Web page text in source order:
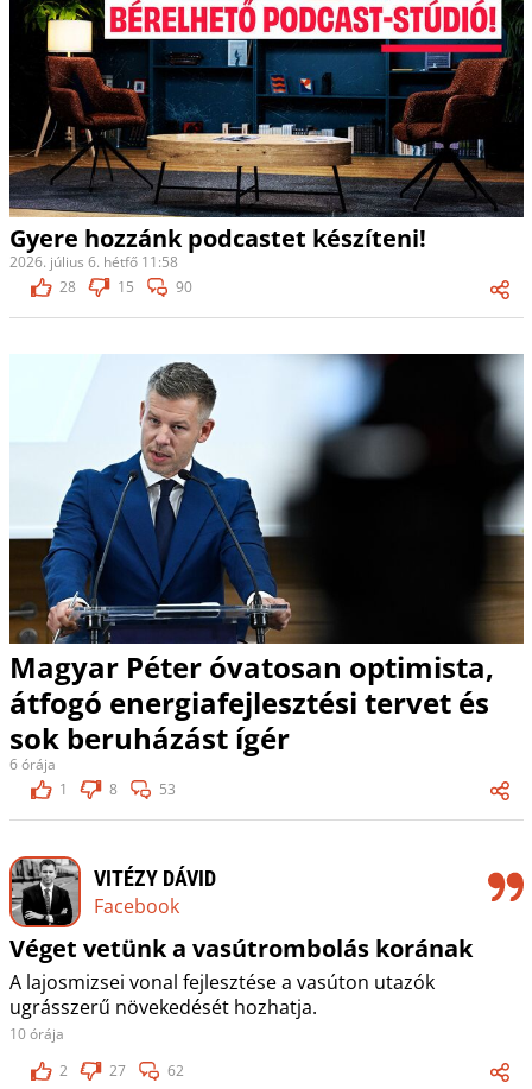
Gyere hozzánk podcastet készíteni!
2026. július 6. hétfő 11:58
28
15 90
Magyar Péter óvatosan optimista,
átfogó energiafejlesztési tervet és
sok beruházást ígér
6 órája
1
8 53
VITÉZY DÁVID
Facebook
Véget vetünk a vasútrombolás korának
A lajosmizsei vonal fejlesztése a vasúton utazók
ugrásszerű növekedését hozhatja.
10 órája
2
27 62